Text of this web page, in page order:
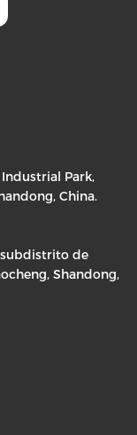
Park,
China.
subdistrito de
Shandong,